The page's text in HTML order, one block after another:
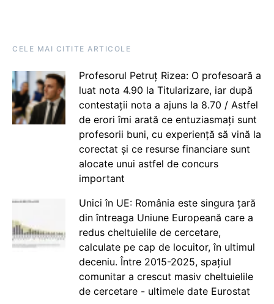
CELE MAI CITITE ARTICOLE
Profesorul Petruț Rizea: O profesoară a
luat nota 4.90 la Titularizare, iar după
contestații nota a ajuns la 8.70 / Astfel
de erori îmi arată ce entuziasmați sunt
profesorii buni, cu experiență să vină la
corectat și ce resurse financiare sunt
alocate unui astfel de concurs
important
Unici în UE: România este singura țară
din întreaga Uniune Europeană care a
redus cheltuielile de cercetare,
calculate pe cap de locuitor, în ultimul
deceniu. Între 2015-2025, spațiul
comunitar a crescut masiv cheltuielile
de cercetare - ultimele date Eurostat